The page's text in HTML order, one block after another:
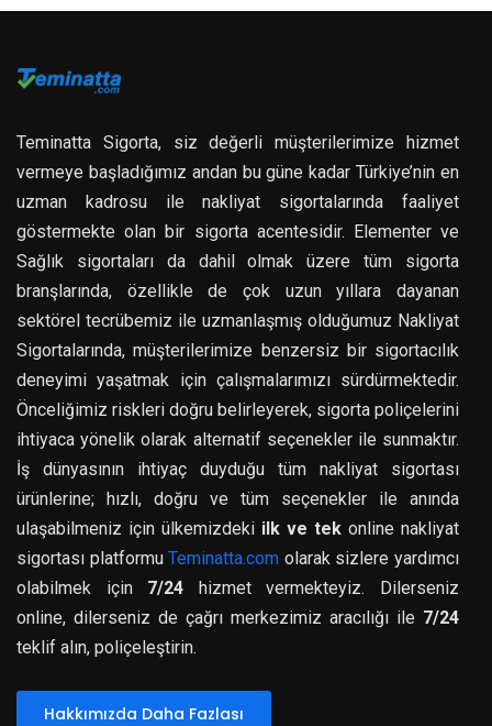
Teminatta Sigorta, siz değerli müşterilerimize hizmet
vermeye başladığımız andan bu güne kadar Türkiye’nin en
uzman kadrosu ile nakliyat sigortalarında faaliyet
göstermekte olan bir sigorta acentesidir. Elementer ve
Sağlık sigortaları da dahil olmak üzere tüm sigorta
branşlarında, özellikle de çok uzun yıllara dayanan
sektörel tecrübemiz ile uzmanlaşmış olduğumuz Nakliyat
Sigortalarında, müşterilerimize benzersiz bir sigortacılık
deneyimi yaşatmak için çalışmalarımızı sürdürmektedir.
Önceliğimiz riskleri doğru belirleyerek, sigorta poliçelerini
ihtiyaca yönelik olarak alternatif seçenekler ile sunmaktır.
İş dünyasının ihtiyaç duyduğu tüm nakliyat sigortası
ürünlerine; hızlı, doğru ve tüm seçenekler ile anında
ulaşabilmeniz için ülkemizdeki ilk ve tek online nakliyat
sigortası platformuTeminatta.com olarak sizlere yardımcı
olabilmek için 7/24 hizmet vermekteyiz. Dilerseniz
online, dilerseniz de çağrı merkezimiz aracılığı ile 7/24
teklif alın, poliçeleştirin.
Hakkımızda Daha Fazlası